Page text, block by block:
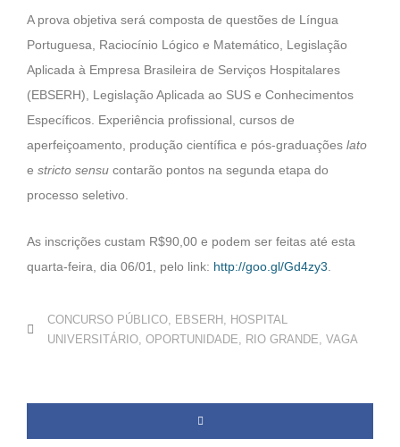
A prova objetiva será composta de questões de Língua
Portuguesa, Raciocínio Lógico e Matemático, Legislação
Aplicada à Empresa Brasileira de Serviços Hospitalares
(EBSERH), Legislação Aplicada ao SUS e Conhecimentos
Específicos. Experiência profissional, cursos de
aperfeiçoamento, produção científica e pós-graduações lato
e stricto sensu contarão pontos na segunda etapa do
processo seletivo.
As inscrições custam R$90,00 e podem ser feitas até esta
quarta-feira, dia 06/01, pelo link: http://goo.gl/Gd4zy3.
CONCURSO PÚBLICO, EBSERH , HOSPITAL
UNIVERSITÁRIO, OPORTUNIDADE, RIO GRANDE, VAGA